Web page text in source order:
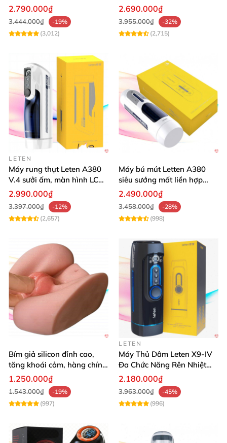
Cảm Giác Thật
2.790.000₫
3.444.000₫
-19%
(3,012)
tiện lợi
2.690.000₫
3.955.000₫
-32%
(2,715)
LETEN
Máy rung thụt Leten A380
V.4 sưởi ấm, màn hình LCD,
cực đã
2.990.000₫
3.397.000₫
-12%
(2,657)
Máy bú mút Letten A380
siêu sướng mất liền hợp
chói
2.490.000₫
3.458.000₫
-28%
(998)
Bím giả silicon đỉnh cao,
tăng khoái cảm, hàng chính
hãng SHP1391
1.250.000₫
1.543.000₫
-19%
(997)
LETEN
Máy Thủ Dâm Leten X9-IV
Đa Chức Năng Rên Nhiệt
Bật Đỉnh
2.180.000₫
3.963.000₫
-45%
(996)